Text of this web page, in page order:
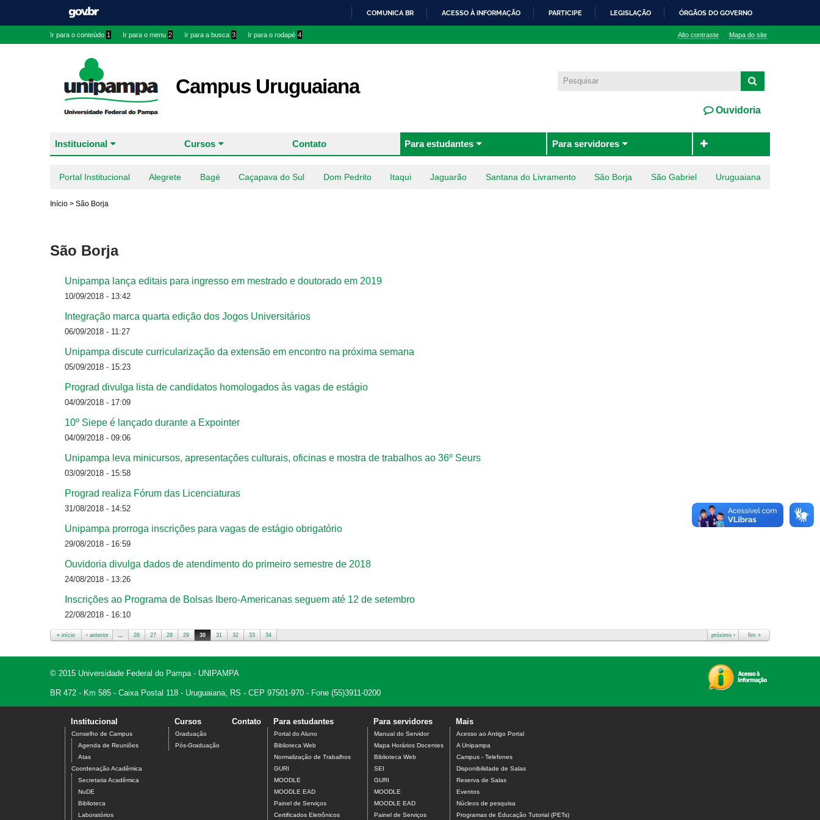
COMUNICA BR ACESSO À INFORMAÇÃO PARTICIPE LEGISLAÇÃO ÓRGÃOS DO GOVERNO
Ir para o conteúdo 1 Ir para o menu 2 Ir para a busca 3 Ir para o rodapé 4 Alto contraste Mapa do site
Campus Uruguaiana
Ouvidoria
Institucional Cursos Contato Para estudantes Para servidores
Portal Institucional Alegrete Bagé Caçapava do Sul Dom Pedrito Itaqui Jaguarão Santana do Livramento São Borja São Gabriel Uruguaiana
Início > São Borja
São Borja
Unipampa lança editais para ingresso em mestrado e doutorado em 2019
10/09/2018 - 13:42
Integração marca quarta edição dos Jogos Universitários
06/09/2018 - 11:27
Unipampa discute curricularização da extensão em encontro na próxima semana
05/09/2018 - 15:23
Prograd divulga lista de candidatos homologados às vagas de estágio
04/09/2018 - 17:09
10º Siepe é lançado durante a Expointer
04/09/2018 - 09:06
Unipampa leva minicursos, apresentações culturais, oficinas e mostra de trabalhos ao 36º Seurs
03/09/2018 - 15:58
Prograd realiza Fórum das Licenciaturas
31/08/2018 - 14:52
Unipampa prorroga inscrições para vagas de estágio obrigatório
29/08/2018 - 16:59
Ouvidoria divulga dados de atendimento do primeiro semestre de 2018
24/08/2018 - 13:26
Inscrições ao Programa de Bolsas Ibero-Americanas seguem até 12 de setembro
22/08/2018 - 16:10
« início ‹ anterior 26 27 28 29 30 31 32 33 34 próximo › fim »
© 2015 Universidade Federal do Pampa - UNIPAMPA
BR 472 - Km 585 - Caixa Postal 118 - Uruguaiana, RS - CEP 97501-970 - Fone (55)3911-0200
Institucional
Conselho de Campus
Agenda de Reuniões
Atas
Coordenação Acadêmica
Secretaria Acadêmica
NuDE
Biblioteca
Laboratórios
Cursos
Graduação
Pós-Graduação
Contato Para estudantes
Portal do Aluno
Biblioteca Web
Normalização de Trabalhos
GURI
MOODLE
MOODLE EAD
Painel de Serviços
Certificados Eletrônicos
Para servidores
Manual do Servidor
Mapa Horários Docentes
Biblioteca Web
SEI
GURI
MOODLE
MOODLE EAD
Painel de Serviços
Mais
Acesso ao Antigo Portal
A Unipampa
Campus - Telefones
Disponibilidade de Salas
Reserva de Salas
Eventos
Núcleos de pesquisa
Programas de Educação Tutorial (PETs)